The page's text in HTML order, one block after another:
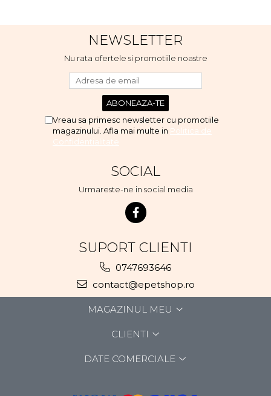
evita, nu o mananca cu
placere. Eu sunt multumit siNEWSLETTER
Nu rata ofertele si promotiile noastre
Vreau sa primesc newsletter cu promotiile
magazinului. Afla mai multe in Politica de
Confidentialitate
SOCIAL
Urmareste-ne in social media
SUPORT CLIENTI
0747693646
contact@epetshop.ro
MAGAZINUL MEU
CLIENTI
DATE COMERCIALE